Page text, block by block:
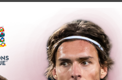
Spēlētāja maiņa